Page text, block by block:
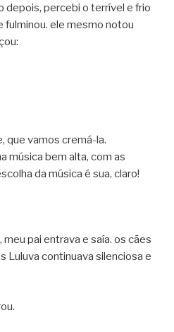
depois, percebi o terrível e frio
fulminou. ele mesmo notou
que vamos cremá-la.
música bem alta, com as
da música é sua, claro!
pai entrava e saía. os cães
Luluva continuava silenciosa e